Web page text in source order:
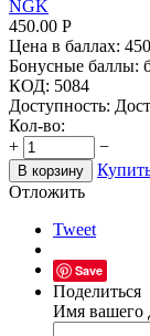
NGK
450.00 Р
Цена в баллах:
Бонусные баллы:
КОД: 5084
Доступность:
Кол-во:
+
−
В корзину
Отложить
Tweet
Save
Поделиться
Имя вашего